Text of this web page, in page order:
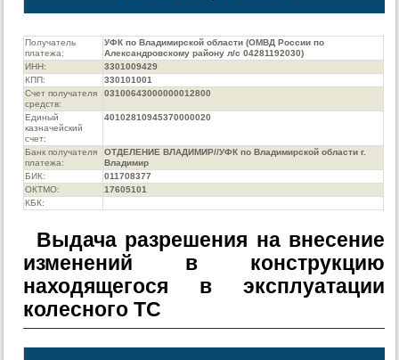
Получатель
платежа:
УФК по Владимирской области (ОМВД России по
Александровскому району л/с 04281192030)
ИНН:
3301009429
КПП:
330101001
Счет получателя
средств:
03100643000000012800
Единый
казначейский
счет:
40102810945370000020
Банк получателя
платежа:
ОТДЕЛЕНИЕ ВЛАДИМИР//УФК по Владимирской области г.
Владимир
БИК:
011708377
ОКТМО:
17605101
КБК:
Выдача разрешения на внесение
изменений в конструкцию
находящегося в эксплуатации
колесного ТС